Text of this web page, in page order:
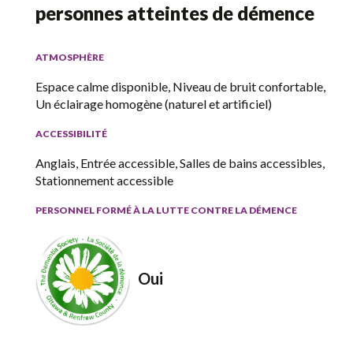
personnes atteintes de démence
ATMOSPHÈRE
Espace calme disponible, Niveau de bruit confortable,
Un éclairage homogène (naturel et artificiel)
ACCESSIBILITÉ
Anglais, Entrée accessible, Salles de bains accessibles,
Stationnement accessible
PERSONNEL FORMÉ À LA LUTTE CONTRE LA DÉMENCE
Oui